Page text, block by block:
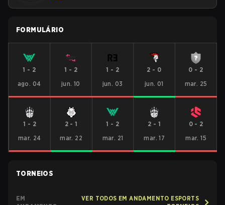
FORMULÁRIO
1 - 2
ago. 04
1 - 2
jun. 10
1 - 2
jun. 03
2 - 0
jun. 01
0 - 2
mar. 25
1 - 2
mar. 24
2 -1
mar. 22
1 - 2
mar. 21
2 - 1
mar. 17
0- 2
mar. 15
TORNEIOS
EM
VER TODOS EM ANDAMENTO ESPORTS